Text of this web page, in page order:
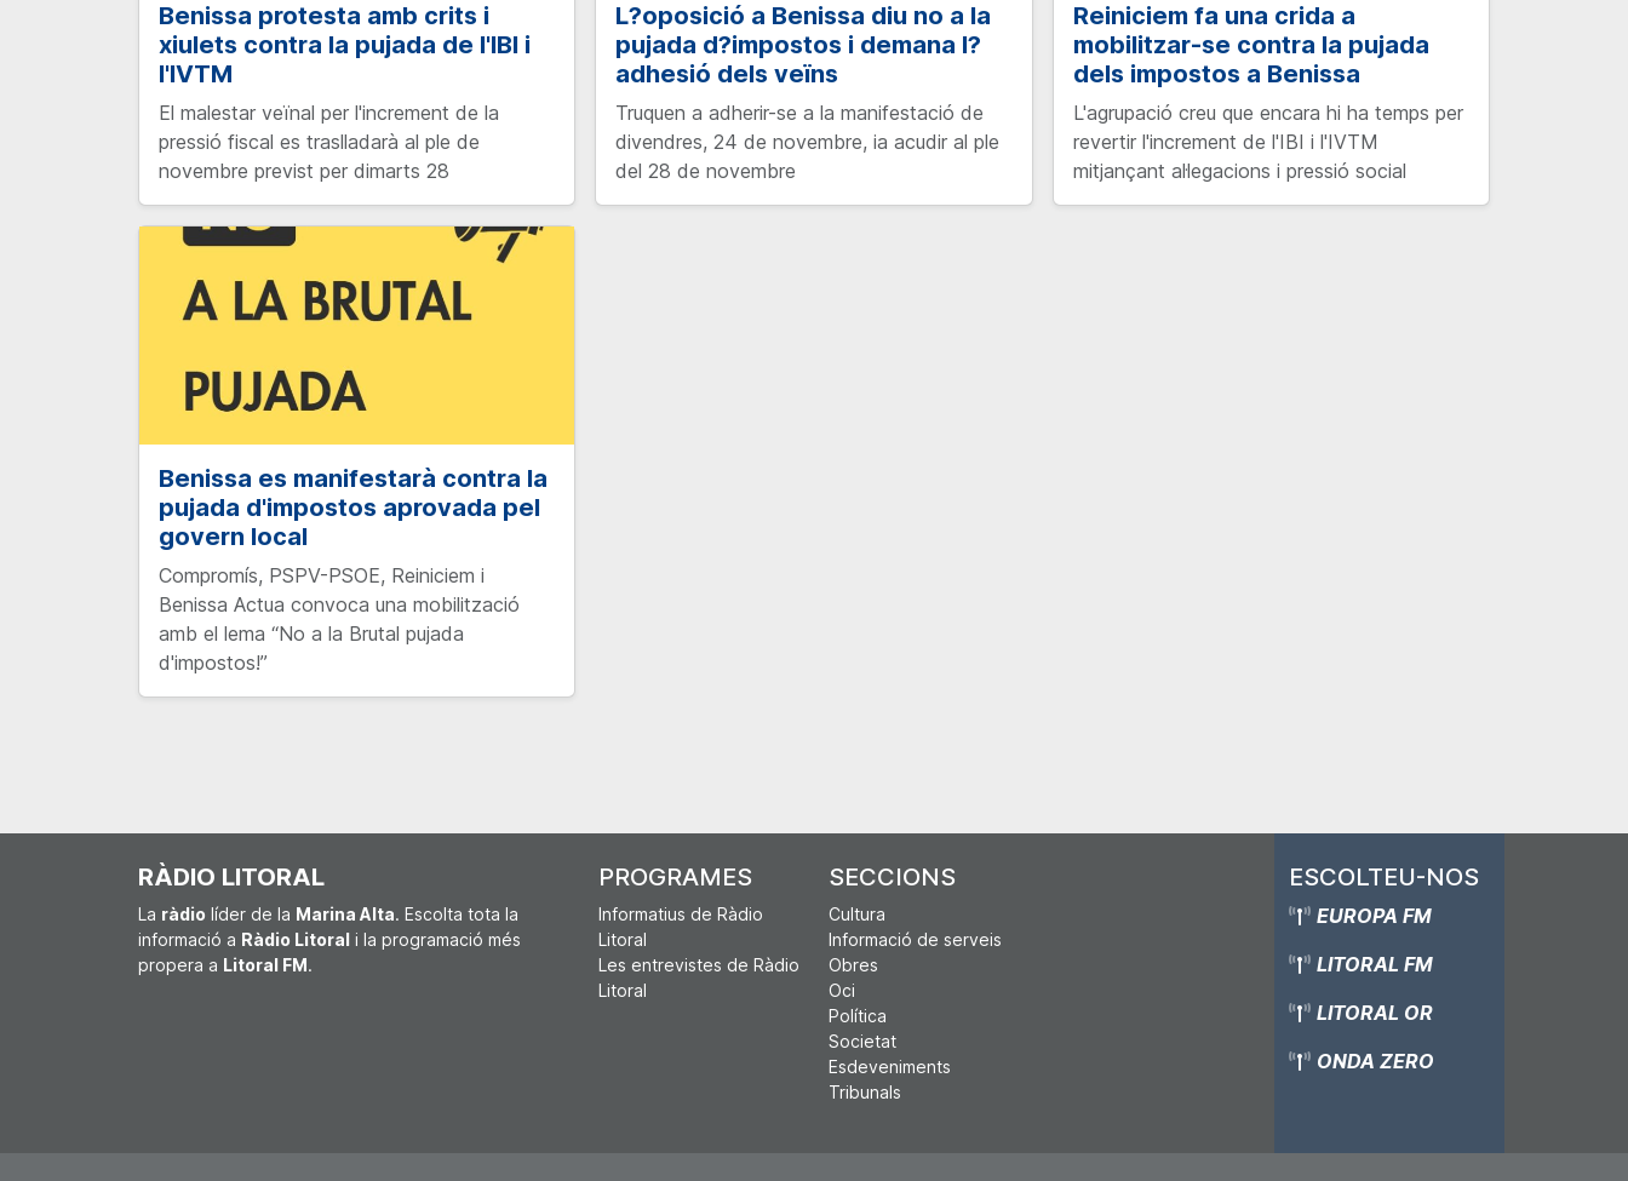
Benissa protesta amb crits i
xiulets contra la pujada de l'IBI i
l'IVTM
El malestar veïnal per l'increment de la
pressió fiscal es traslladarà al ple de
novembre previst per dimarts 28
L?oposició a Benissa diu no a la
pujada d?impostos i demana l?
adhesió dels veïns
Truquen a adherir-se a la manifestació de
divendres, 24 de novembre, ia acudir al ple
del 28 de novembre
Reiniciem fa una crida a
mobilitzar-se contra la pujada
dels impostos a Benissa
L'agrupació creu que encara hi ha temps per
revertir l'increment de l'IBI i l'IVTM
mitjançant al·legacions i pressió social
Benissa es manifestarà contra la
pujada d'impostos aprovada pel
govern local
Compromís, PSPV-PSOE, Reiniciem i
Benissa Actua convoca una mobilització
amb el lema “No a la Brutal pujada
d'impostos!”
RÀDIO LITORAL
La ràdio líder de la Marina Alta. Escolta tota la
informació a Ràdio Litoral i la programació més
propera a Litoral FM.
PROGRAMES
Informatius de Ràdio
Litoral
Les entrevistes de Ràdio
Litoral
SECCIONS
Cultura
Informació de serveis
Obres
Oci
Política
Societat
Esdeveniments
Tribunals
ESCOLTEU-NOS
EUROPA FM
LITORAL FM
LITORAL OR
ONDA ZERO